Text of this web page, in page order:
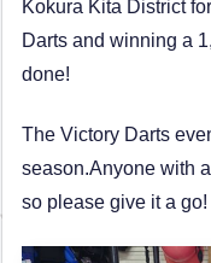
Kokura Kita District
Darts and winning a
done!
The Victory Darts
season.Anyone with
so please give it a go!